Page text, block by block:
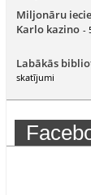
Miljonāru
Karlo kazino -
Labākās
skatījumi